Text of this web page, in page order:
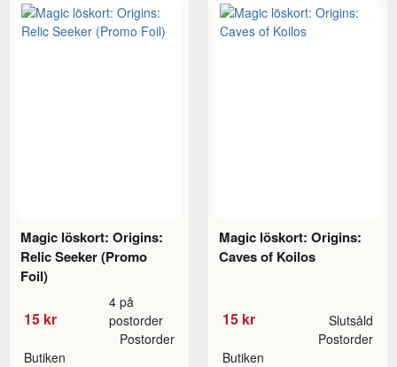
Magic löskort: Origins:
Relic Seeker (Promo
Foil)
15 kr
4 på
postorder
Butiken
Postorder
Magic löskort: Origins:
Caves of Koilos
15 kr Slutsåld
Butiken
Postorder